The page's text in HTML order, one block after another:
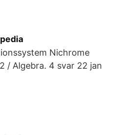
Nichrome
/ Algebra. 4 svar 22 jan